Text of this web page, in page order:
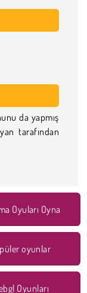
da yapmış
tarafından
Oyuları Oyna
oyunlar
Oyunları